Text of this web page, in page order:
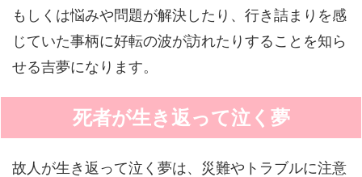
もしくは悩みや問題が解決したり、行き詰まりを感
じていた事柄に好転の波が訪れたりすることを知ら
せる吉夢になります。
死者が生き返って泣く夢
故人が生き返って泣く夢は、災難やトラブルに注意